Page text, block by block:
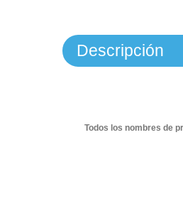
Descripción
Todos los nombres de